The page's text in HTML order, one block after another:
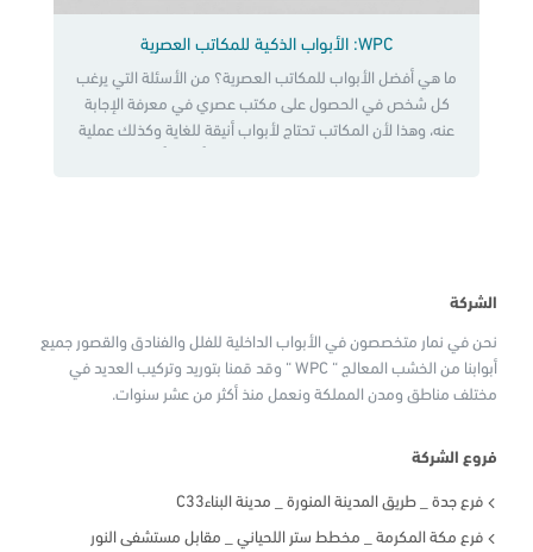
WPC: الأبواب الذكية للمكاتب العصرية
ما هي أفضل الأبواب للمكاتب العصرية؟ من الأسئلة التي يرغب
كل شخص في الحصول على مكتب عصري في معرفة الإجابة
عنه، وهذا لأن المكاتب تحتاج لأبواب أنيقة للغاية وكذلك عملية
الشركة
نحن في نمار متخصصون في الأبواب الداخلية للفلل والفنادق والقصور جميع
أبوابنا من الخشب المعالج “ WPC “ وقد قمنا بتوريد وتركيب العديد في
مختلف مناطق ومدن المملكة ونعمل منذ أكثر من عشر سنوات.
فروع الشركة
فرع جدة _ طريق المدينة المنورة _ مدينة البناءC33
فرع مكة المكرمة _ مخطط ستر اللحياني _ مقابل مستشفى النور